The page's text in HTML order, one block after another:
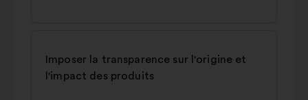
Imposer la transparence sur l'origine et
l'impact des produits